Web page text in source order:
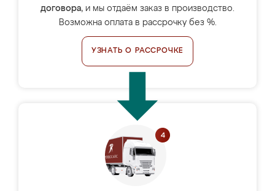
договора, и мы отдаём заказ в производство.
Возможна оплата в рассрочку без %.
УЗНАТЬ О РАССРОЧКЕ